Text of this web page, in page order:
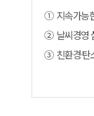
① 지속가능
② 날씨경영
③ 친환경·탄